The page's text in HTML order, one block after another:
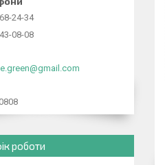
24-34
08-08
роботи